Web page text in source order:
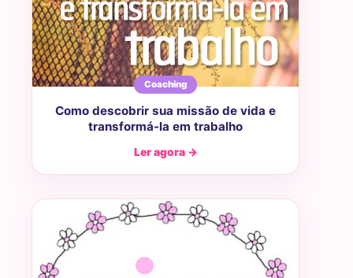
Coaching
Como descobrir sua missão de vida e
transformá-la em trabalho
Ler agora →